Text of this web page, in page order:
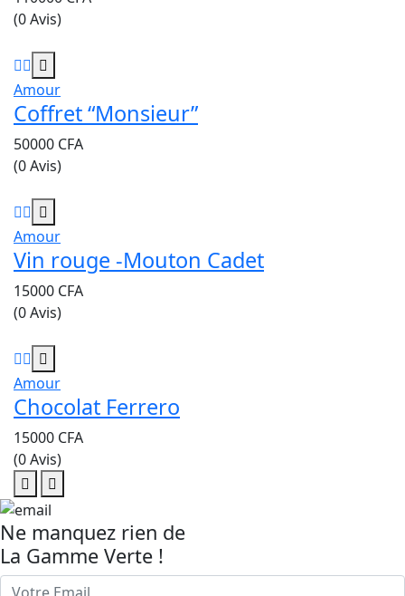
(0 Avis)
Amour
Coffret “Monsieur”
50000 CFA
(0 Avis)
Amour
Vin rouge -Mouton Cadet
15000 CFA
(0 Avis)
Amour
Chocolat Ferrero
15000 CFA
(0 Avis)
Ne manquez rien de
La Gamme Verte !